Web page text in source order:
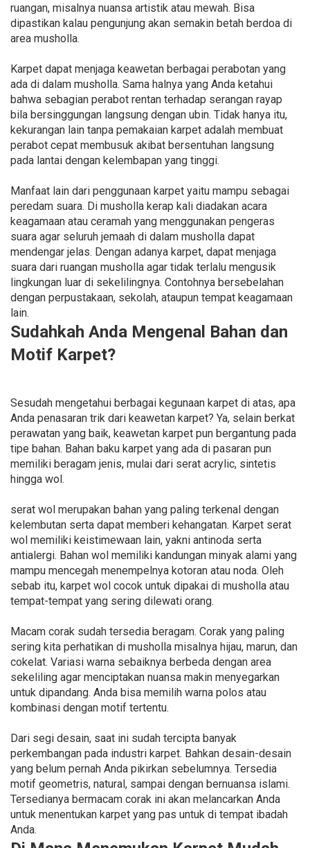
ruangan, misalnya nuansa artistik atau mewah. Bisa
dipastikan kalau pengunjung akan semakin betah berdoa di
area musholla.
Karpet dapat menjaga keawetan berbagai perabotan yang
ada di dalam musholla. Sama halnya yang Anda ketahui
bahwa sebagian perabot rentan terhadap serangan rayap
bila bersinggungan langsung dengan ubin. Tidak hanya itu,
kekurangan lain tanpa pemakaian karpet adalah membuat
perabot cepat membusuk akibat bersentuhan langsung
pada lantai dengan kelembapan yang tinggi.
Manfaat lain dari penggunaan karpet yaitu mampu sebagai
peredam suara. Di musholla kerap kali diadakan acara
keagamaan atau ceramah yang menggunakan pengeras
suara agar seluruh jemaah di dalam musholla dapat
mendengar jelas. Dengan adanya karpet, dapat menjaga
suara dari ruangan musholla agar tidak terlalu mengusik
lingkungan luar di sekelilingnya. Contohnya bersebelahan
dengan perpustakaan, sekolah, ataupun tempat keagamaan
lain.
Sudahkah Anda Mengenal Bahan dan
Motif Karpet?
Sesudah mengetahui berbagai kegunaan karpet di atas, apa
Anda penasaran trik dari keawetan karpet? Ya, selain berkat
perawatan yang baik, keawetan karpet pun bergantung pada
tipe bahan. Bahan baku karpet yang ada di pasaran pun
memiliki beragam jenis, mulai dari serat acrylic, sintetis
hingga wol.
serat wol merupakan bahan yang paling terkenal dengan
kelembutan serta dapat memberi kehangatan. Karpet serat
wol memiliki keistimewaan lain, yakni antinoda serta
antialergi. Bahan wol memiliki kandungan minyak alami yang
mampu mencegah menempelnya kotoran atau noda. Oleh
sebab itu, karpet wol cocok untuk dipakai di musholla atau
tempat-tempat yang sering dilewati orang.
Macam corak sudah tersedia beragam. Corak yang paling
sering kita perhatikan di musholla misalnya hijau, marun, dan
cokelat. Variasi warna sebaiknya berbeda dengan area
sekeliling agar menciptakan nuansa makin menyegarkan
untuk dipandang. Anda bisa memilih warna polos atau
kombinasi dengan motif tertentu.
Dari segi desain, saat ini sudah tercipta banyak
perkembangan pada industri karpet. Bahkan desain-desain
yang belum pernah Anda pikirkan sebelumnya. Tersedia
motif geometris, natural, sampai dengan bernuansa islami.
Tersedianya bermacam corak ini akan melancarkan Anda
untuk menentukan karpet yang pas untuk di tempat ibadah
Anda.